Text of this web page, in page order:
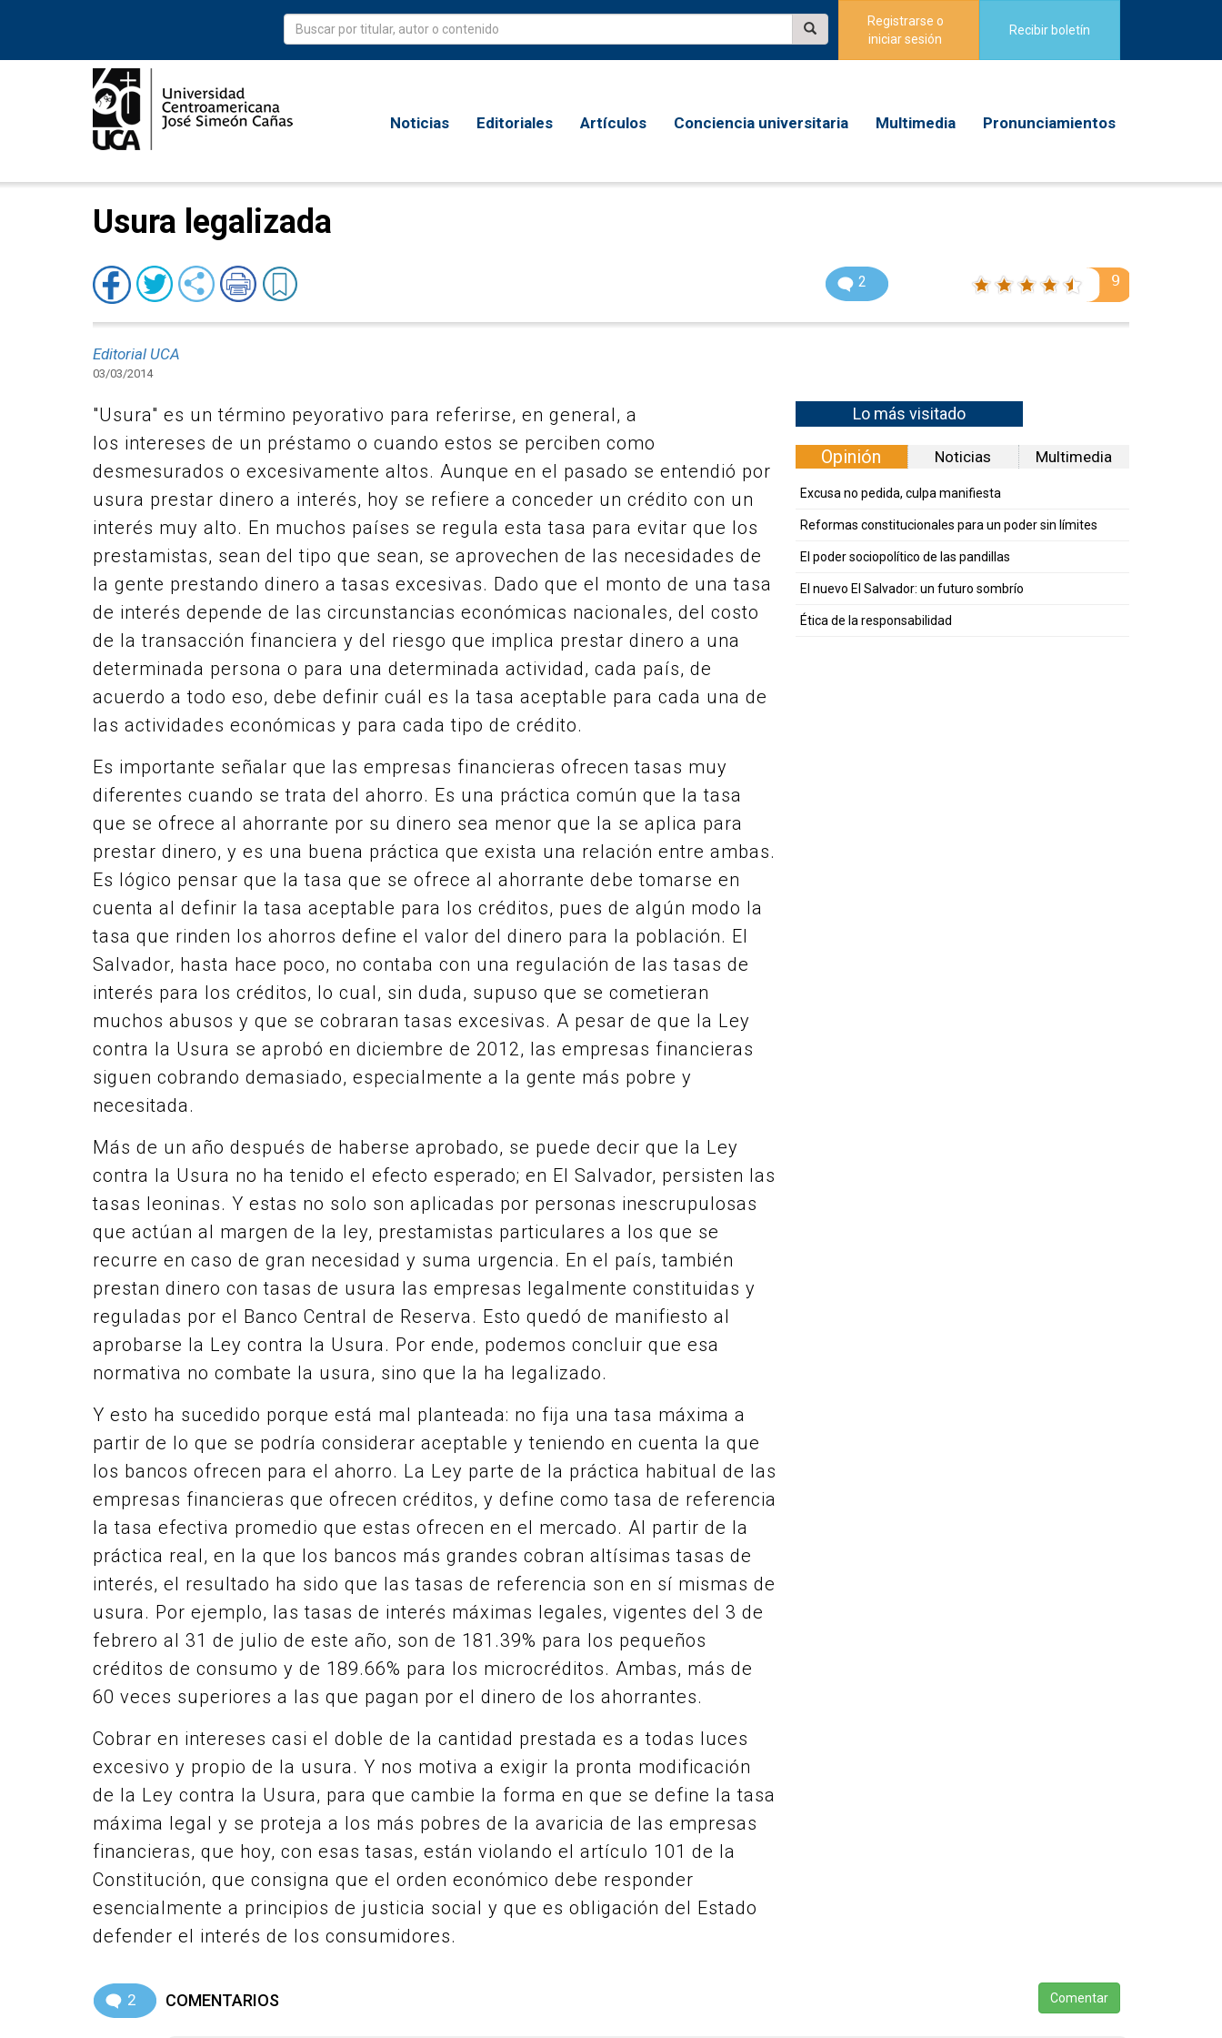
Registrarse o
iniciar sesión
Recibir boletín
Noticias Editoriales Artículos Conciencia universitaria Multimedia Pronunciamientos
Usura legalizada
2 9
Editorial UCA
03/03/2014
"Usura" es un término peyorativo para referirse, en general, a
los intereses de un préstamo o cuando estos se perciben como
desmesurados o excesivamente altos. Aunque en el pasado se entendió por
usura prestar dinero a interés, hoy se refiere a conceder un crédito con un
interés muy alto. En muchos países se regula esta tasa para evitar que los
prestamistas, sean del tipo que sean, se aprovechen de las necesidades de
la gente prestando dinero a tasas excesivas. Dado que el monto de una tasa
de interés depende de las circunstancias económicas nacionales, del costo
de la transacción financiera y del riesgo que implica prestar dinero a una
determinada persona o para una determinada actividad, cada país, de
acuerdo a todo eso, debe definir cuál es la tasa aceptable para cada una de
las actividades económicas y para cada tipo de crédito.
Es importante señalar que las empresas financieras ofrecen tasas muy
diferentes cuando se trata del ahorro. Es una práctica común que la tasa
que se ofrece al ahorrante por su dinero sea menor que la se aplica para
prestar dinero, y es una buena práctica que exista una relación entre ambas.
Es lógico pensar que la tasa que se ofrece al ahorrante debe tomarse en
cuenta al definir la tasa aceptable para los créditos, pues de algún modo la
tasa que rinden los ahorros define el valor del dinero para la población. El
Salvador, hasta hace poco, no contaba con una regulación de las tasas de
interés para los créditos, lo cual, sin duda, supuso que se cometieran
muchos abusos y que se cobraran tasas excesivas. A pesar de que la Ley
contra la Usura se aprobó en diciembre de 2012, las empresas financieras
siguen cobrando demasiado, especialmente a la gente más pobre y
necesitada.
Más de un año después de haberse aprobado, se puede decir que la Ley
contra la Usura no ha tenido el efecto esperado; en El Salvador, persisten las
tasas leoninas. Y estas no solo son aplicadas por personas inescrupulosas
que actúan al margen de la ley, prestamistas particulares a los que se
recurre en caso de gran necesidad y suma urgencia. En el país, también
prestan dinero con tasas de usura las empresas legalmente constituidas y
reguladas por el Banco Central de Reserva. Esto quedó de manifiesto al
aprobarse la Ley contra la Usura. Por ende, podemos concluir que esa
normativa no combate la usura, sino que la ha legalizado.
Y esto ha sucedido porque está mal planteada: no fija una tasa máxima a
partir de lo que se podría considerar aceptable y teniendo en cuenta la que
los bancos ofrecen para el ahorro. La Ley parte de la práctica habitual de las
empresas financieras que ofrecen créditos, y define como tasa de referencia
la tasa efectiva promedio que estas ofrecen en el mercado. Al partir de la
práctica real, en la que los bancos más grandes cobran altísimas tasas de
interés, el resultado ha sido que las tasas de referencia son en sí mismas de
usura. Por ejemplo, las tasas de interés máximas legales, vigentes del 3 de
febrero al 31 de julio de este año, son de 181.39% para los pequeños
créditos de consumo y de 189.66% para los microcréditos. Ambas, más de
60 veces superiores a las que pagan por el dinero de los ahorrantes.
Cobrar en intereses casi el doble de la cantidad prestada es a todas luces
excesivo y propio de la usura. Y nos motiva a exigir la pronta modificación
de la Ley contra la Usura, para que cambie la forma en que se define la tasa
máxima legal y se proteja a los más pobres de la avaricia de las empresas
financieras, que hoy, con esas tasas, están violando el artículo 101 de la
Constitución, que consigna que el orden económico debe responder
esencialmente a principios de justicia social y que es obligación del Estado
defender el interés de los consumidores.
Lo más visitado
Opinión Noticias Multimedia
Excusa no pedida, culpa manifiesta
Reformas constitucionales para un poder sin límites
El poder sociopolítico de las pandillas
El nuevo El Salvador: un futuro sombrío
Ética de la responsabilidad
2 COMENTARIOS Comentar